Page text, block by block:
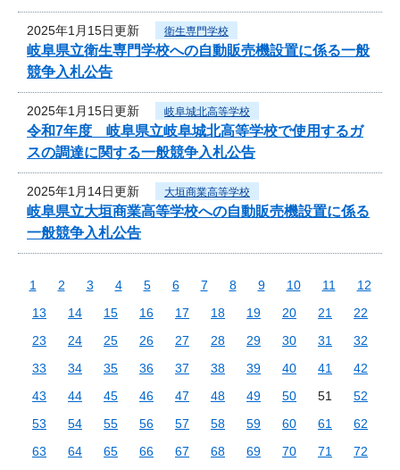
2025年1月15日更新 衛生専門学校
岐阜県立衛生専門学校への自動販売機設置に係る一般
競争入札公告
2025年1月15日更新 岐阜城北高等学校
令和7年度 岐阜県立岐阜城北高等学校で使用するガ
スの調達に関する一般競争入札公告
2025年1月14日更新 大垣商業高等学校
岐阜県立大垣商業高等学校への自動販売機設置に係る
一般競争入札公告
1 2 3 4 5 6 7 8 9 10 11
12
13
14 15 16 17 18 19 20 21
22
23
24 25 26 27 28 29 30 31
32
33
34 35 36 37 38 39 40 41
42
43
44 45 46 47 48 49 50 51
52
53
54 55 56 57 58 59 60 61
62
63
64 65 66 67 68 69 70 71
72